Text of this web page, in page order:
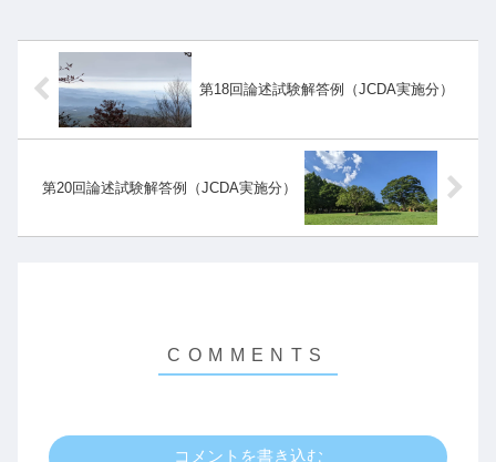
第18回論述試験解答例（JCDA実施分）
第20回論述試験解答例（JCDA実施分）
コメントを書き込む